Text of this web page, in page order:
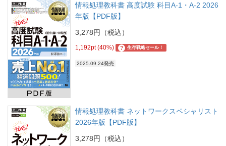
情報処理教科書 高度試験 科目A-1・A-2 2026
年版【PDF版】
3,278円（税込）
1,192pt (40%) ? 生存戦略セール！
2025.09.24発売
情報処理教科書 ネットワークスペシャリスト
2026年版【PDF版】
3,278円（税込）